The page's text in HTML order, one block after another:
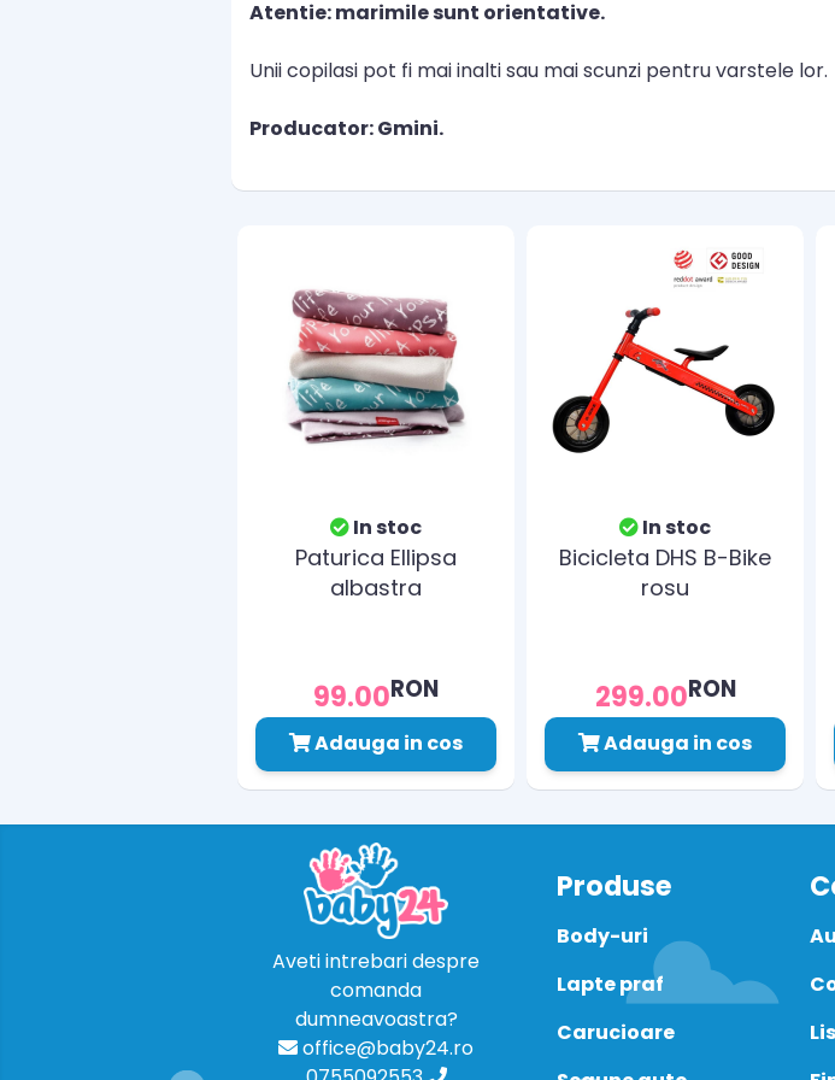
Atentie: marimile sunt orientative.
Unii copilasi pot fi mai inalti sau mai scunzi pentru varstele lor.
Producator: Gmini.
In stoc
Paturica Ellipsa
albastra
99.00RON
Adauga in cos
In stoc
Bicicleta DHS B-Bike
rosu
299.00RON
Adauga in cos
Aveti intrebari despre
comanda
dumneavoastra?
office@baby24.ro
Produse
Body-uri
Lapte praf
Carucioare